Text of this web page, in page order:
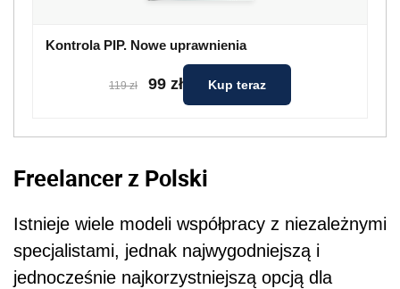
Kontrola PIP. Nowe uprawnienia
119 zł 99 zł Kup teraz
Freelancer z Polski
Istnieje wiele modeli współpracy z niezależnymi
specjalistami, jednak najwygodniejszą i
jednocześnie najkorzystniejszą opcją dla